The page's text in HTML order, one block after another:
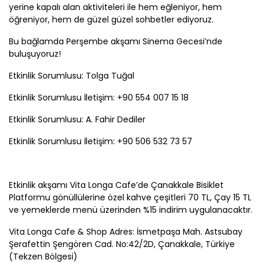
yerine kapalı alan aktiviteleri ile hem eğleniyor, hem
öğreniyor, hem de güzel güzel sohbetler ediyoruz.
Bu bağlamda Perşembe akşamı Sinema Gecesi’nde
buluşuyoruz!
Etkinlik Sorumlusu: Tolga Tuğal
Etkinlik Sorumlusu İletişim: +90 554 007 15 18
Etkinlik Sorumlusu: A. Fahir Dediler
Etkinlik Sorumlusu İletişim: +90 506 532 73 57
Etkinlik akşamı Vita Longa Cafe’de Çanakkale Bisiklet
Platformu gönüllülerine özel kahve çeşitleri 70 TL, Çay 15 TL
ve yemeklerde menü üzerinden %15 indirim uygulanacaktır.
Vita Longa Cafe & Shop Adres: İsmetpaşa Mah. Astsubay
Şerafettin Şengören Cad. No:42/2D, Çanakkale, Türkiye
(Tekzen Bölgesi)